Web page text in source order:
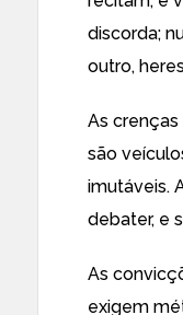
discorda;
outro,
As
são
imutáveis.
debater, e
As
exigem